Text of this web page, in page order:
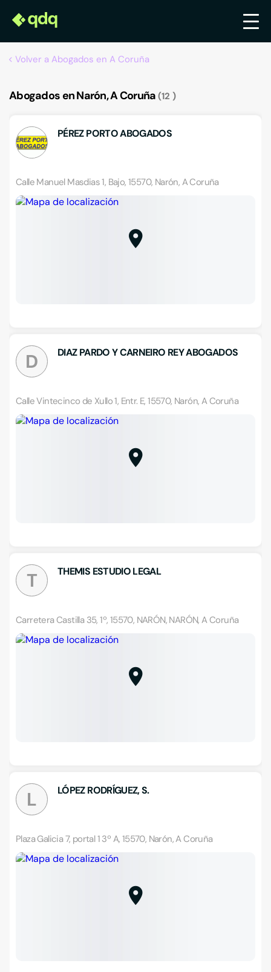
Volver a Abogados en A Coruña
Abogados en Narón, A Coruña 12
PÉREZ PORTO ABOGADOS
Calle Manuel Masdias 1, Bajo, 15570, Narón, A Coruña
D DIAZ PARDO Y CARNEIRO REY ABOGADOS
Calle Vintecinco de Xullo 1, Entr. E, 15570, Narón, A Coruña
T THEMIS ESTUDIO LEGAL
Carretera Castilla 35, 1º, 15570, NARÓN, NARÓN, A Coruña
L LÓPEZ RODRÍGUEZ, S.
Plaza Galicia 7, portal 1 3º A, 15570, Narón, A Coruña